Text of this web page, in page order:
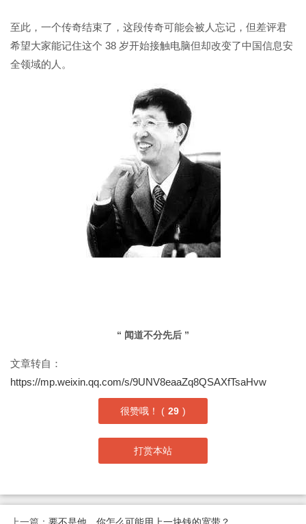
至此，一个传奇结束了，这段传奇可能会被人忘记，但差评君
希望大家能记住这个 38 岁开始接触电脑但却改变了中国信息安
全领域的人。
“ 闻道不分先后 ”
文章转自：
https://mp.weixin.qq.com/s/9UNV8eaaZq8QSAXfTsaHvw
很赞哦！ ( 29 )
打赏本站
上一篇： 要不是他，你怎么可能用上一块钱的宽带？